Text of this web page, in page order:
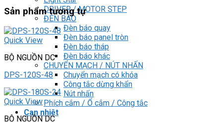
DRIVER / MOTOR STEP
ĐÈN BÁO
Đèn báo quay
Đèn báo panel tròn
Đèn báo tháp
Đèn báo khác
CHUYỂN MẠCH / NÚT NHẤN
Chuyển mạch có khóa
Công tắc dừng khẩn
Nút nhấn
Phích cắm / Ổ cắm / Công tắc
Can nhiệt
Sản phẩm tương tự
Quick View
BỘ NGUỒN DC
DPS-120S-48
Quick View
BỘ NGUỒN DC